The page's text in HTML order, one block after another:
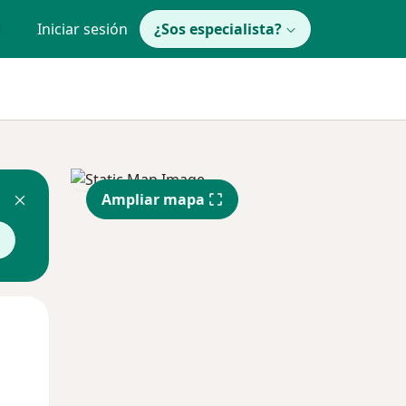
Iniciar sesión ¿Sos especialista?
Ampliar mapa